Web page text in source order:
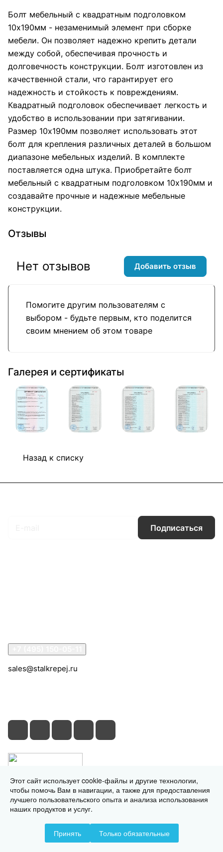
Болт мебельный с квадратным подголовком
10х190мм - незаменимый элемент при сборке
мебели. Он позволяет надежно крепить детали
между собой, обеспечивая прочность и
долговечность конструкции. Болт изготовлен из
качественной стали, что гарантирует его
надежность и стойкость к повреждениям.
Квадратный подголовок обеспечивает легкость и
удобство в использовании при затягивании.
Размер 10х190мм позволяет использовать этот
болт для крепления различных деталей в большом
диапазоне мебельных изделий. В комплекте
поставляется одна штука. Приобретайте болт
мебельный с квадратным подголовком 10х190мм и
создавайте прочные и надежные мебельные
конструкции.
Отзывы
Помогите другим пользователям с
выбором - будьте первым, кто поделится
своим мнением об этом товаре
Нет отзывов Добавить отзыв
Галерея и сертификаты
Назад к списку
Подписаться
sales@stalkrepej.ru
© 2026 © 2026 © СтальКрепеж - интернет-магазин
Конфиденциальность Оферта
Этот сайт использует cookie-файлы и другие технологии,
чтобы помочь Вам в навигации, а также для предоставления
лучшего пользовательского опыта и анализа использования
наших продуктов и услуг.
Принять Только обязательные